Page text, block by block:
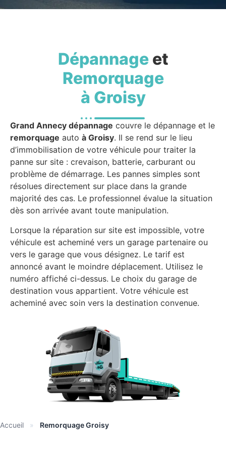
Dépannageet
Remorquage
à Groisy
Grand Annecy dépannage couvre le dépannage et le
remorquage auto à Groisy. Il se rend sur le lieu
d’immobilisation de votre véhicule pour traiter la
panne sur site : crevaison, batterie, carburant ou
problème de démarrage. Les pannes simples sont
résolues directement sur place dans la grande
majorité des cas. Le professionnel évalue la situation
dès son arrivée avant toute manipulation.
Lorsque la réparation sur site est impossible, votre
véhicule est acheminé vers un garage partenaire ou
vers le garage que vous désignez. Le tarif est
annoncé avant le moindre déplacement. Utilisez le
numéro affiché ci-dessus. Le choix du garage de
destination vous appartient. Votre véhicule est
acheminé avec soin vers la destination convenue.
Accueil » Remorquage Groisy